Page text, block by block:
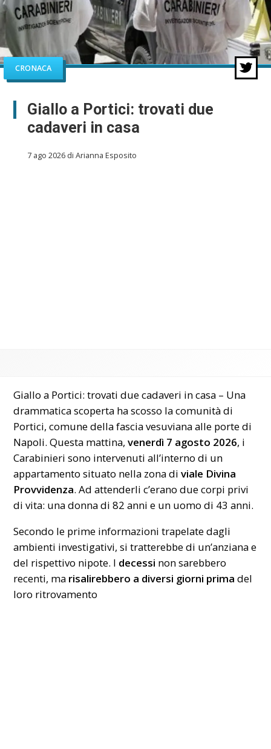
CRONACA
Giallo a Portici: trovati due
cadaveri in casa
7 ago 2026 di Arianna Esposito
Giallo a Portici: trovati due cadaveri in casa – Una
drammatica scoperta ha scosso la comunità di
Portici, comune della fascia vesuviana alle porte di
Napoli. Questa mattina,venerdì 7 agosto 2026, i
Carabinieri sono intervenuti all’interno di un
appartamento situato nella zona diviale Divina
Provvidenza. Ad attenderli c’erano due corpi privi
di vita: una donna di 82 anni e un uomo di 43 anni.
Secondo le prime informazioni trapelate dagli
ambienti investigativi, si tratterebbe di un’anziana e
del rispettivo nipote. I decessi non sarebbero
recenti, ma risalirebbero a diversi giorni prima del
loro ritrovamento